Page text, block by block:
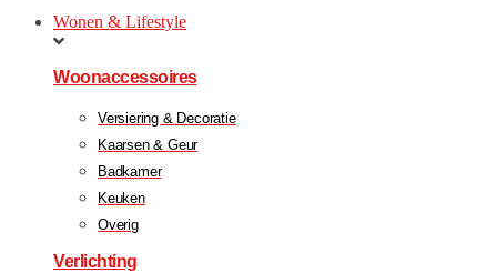
Wonen & Lifestyle
Woonaccessoires
Versiering & Decoratie
Kaarsen & Geur
Badkamer
Keuken
Overig
Verlichting